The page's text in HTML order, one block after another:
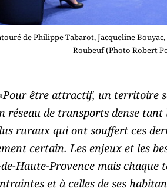
de Philippe Tabarot, Jacqueline
Roubeuf (Photo Robert
Pour être attractif, un territoire
réseau de transports dense
ruraux qui ont souffert ces
certain. Les enjeux et les
Haute-Provence mais
et à celles de ses